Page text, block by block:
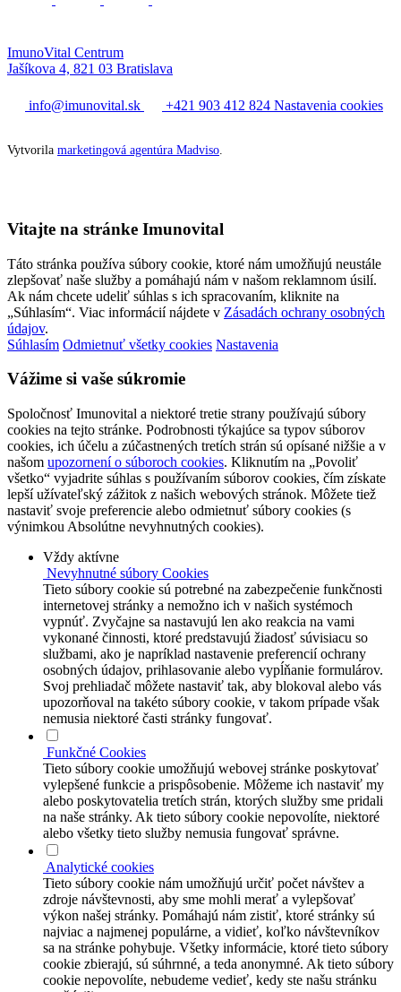
ImunoVital Centrum
Jašíkova 4, 821 03 Bratislava
info@imunovital.sk +421 903 412 824 Nastavenia cookies
Vytvorila marketingová agentúra Madviso.
Vitajte na stránke Imunovital
Táto stránka používa súbory cookie, ktoré nám umožňujú neustále
zlepšovať naše služby a pomáhajú nám v našom reklamnom úsilí.
Ak nám chcete udeliť súhlas s ich spracovaním, kliknite na
„Súhlasím“. Viac informácií nájdete v Zásadách ochrany osobných
údajov.
Súhlasím Odmietnuť všetky cookies Nastavenia
Vážime si vaše súkromie
Spoločnosť Imunovital a niektoré tretie strany používajú súbory
cookies na tejto stránke. Podrobnosti týkajúce sa typov súborov
cookies, ich účelu a zúčastnených tretích strán sú opísané nižšie a v
našom upozornení o súboroch cookies. Kliknutím na „Povoliť
všetko“ vyjadrite súhlas s používaním súborov cookies, čím získate
lepší užívateľský zážitok z našich webových stránok. Môžete tiež
nastaviť svoje preferencie alebo odmietnuť súbory cookies (s
výnimkou Absolútne nevyhnutných cookies).
Vždy aktívne
Nevyhnutné súbory Cookies
Tieto súbory cookie sú potrebné na zabezpečenie funkčnosti
internetovej stránky a nemožno ich v našich systémoch
vypnúť. Zvyčajne sa nastavujú len ako reakcia na vami
vykonané činnosti, ktoré predstavujú žiadosť súvisiacu so
službami, ako je napríklad nastavenie preferencií ochrany
osobných údajov, prihlasovanie alebo vypĺňanie formulárov.
Svoj prehliadač môžete nastaviť tak, aby blokoval alebo vás
upozorňoval na takéto súbory cookie, v takom prípade však
nemusia niektoré časti stránky fungovať.
Funkčné Cookies
Tieto súbory cookie umožňujú webovej stránke poskytovať
vylepšené funkcie a prispôsobenie. Môžeme ich nastaviť my
alebo poskytovatelia tretích strán, ktorých služby sme pridali
na naše stránky. Ak tieto súbory cookie nepovolíte, niektoré
alebo všetky tieto služby nemusia fungovať správne.
Analytické cookies
Tieto súbory cookie nám umožňujú určiť počet návštev a
zdroje návštevnosti, aby sme mohli merať a vylepšovať
výkon našej stránky. Pomáhajú nám zistiť, ktoré stránky sú
najviac a najmenej populárne, a vidieť, koľko návštevníkov
sa na stránke pohybuje. Všetky informácie, ktoré tieto súbory
cookie zbierajú, sú súhrnné, a teda anonymné. Ak tieto súbory
cookie nepovolíte, nebudeme vedieť, kedy ste našu stránku